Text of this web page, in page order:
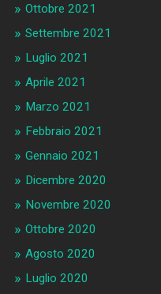
Ottobre 2021
Settembre 2021
Luglio 2021
Aprile 2021
Marzo 2021
Febbraio 2021
Gennaio 2021
Dicembre 2020
Novembre 2020
Ottobre 2020
Agosto 2020
Luglio 2020